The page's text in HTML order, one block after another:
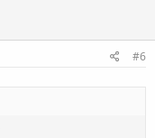
#6